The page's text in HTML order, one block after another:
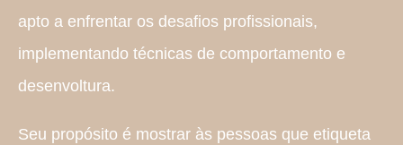
apto a enfrentar os desafios profissionais,
implementando técnicas de comportamento e
desenvoltura.
Seu propósito é mostrar às pessoas que etiqueta